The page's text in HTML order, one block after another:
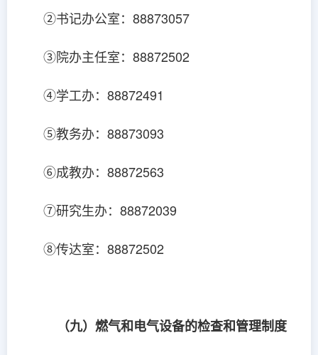
②书记办公室：88873057
③院办主任室：88872502
④学工办：88872491
⑤教务办：88873093
⑥成教办：88872563
⑦研究生办：88872039
⑧传达室：88872502
（九）燃气和电气设备的检查和管理制度